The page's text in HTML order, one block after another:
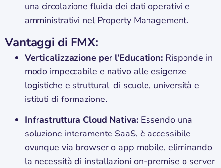
una circolazione fluida dei dati operativi e
amministrativi nel Property Management.
Vantaggi di FMX:
Verticalizzazione per l’Education: Risponde in
modo impeccabile e nativo alle esigenze
logistiche e strutturali di scuole, università e
istituti di formazione.
Infrastruttura Cloud Nativa: Essendo una
soluzione interamente SaaS, è accessibile
ovunque via browser o app mobile, eliminando
la necessità di installazioni on-premise o server